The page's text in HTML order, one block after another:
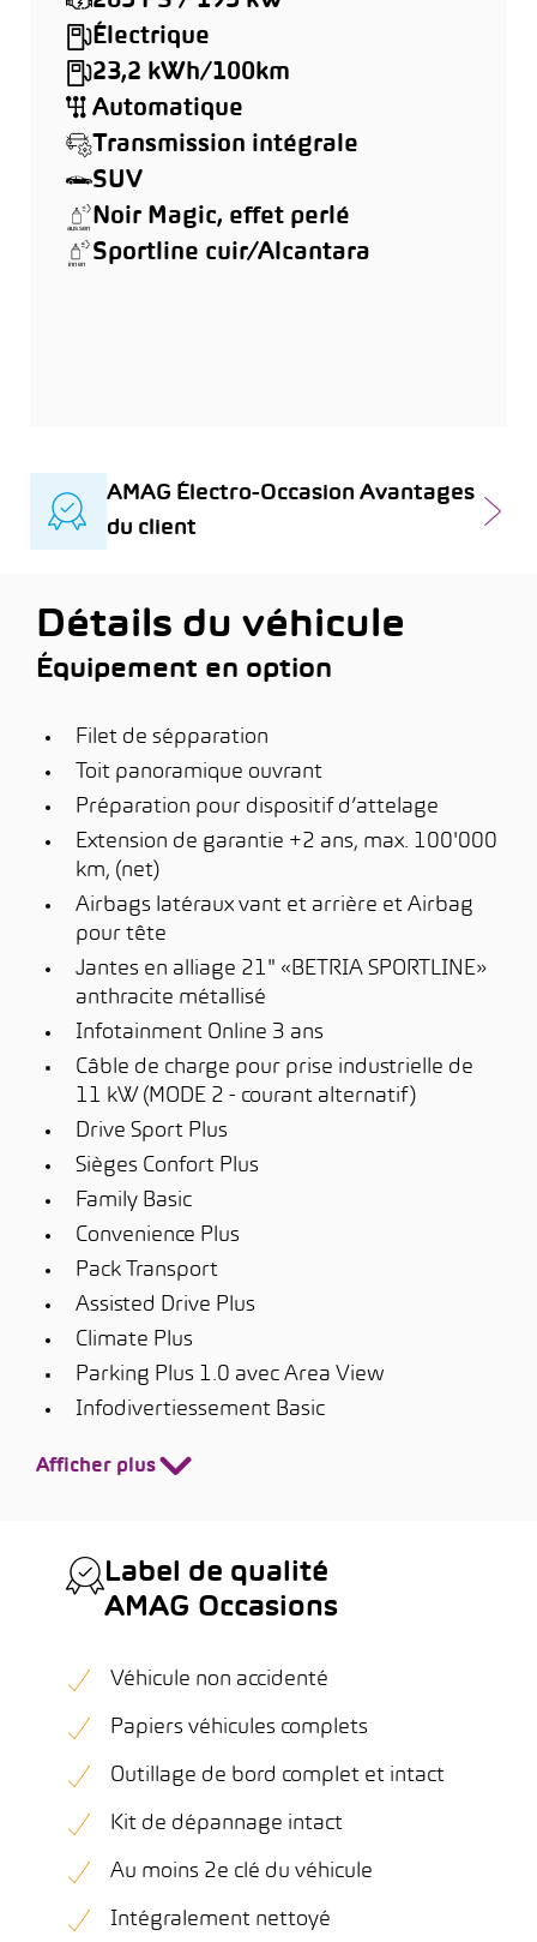
Électrique
23,2 kWh/100km
Automatique
Transmission intégrale
SUV
Noir Magic, effet perlé
Sportline cuir/Alcantara
AMAG Électro-Occasion Avantages
du client
Détails du véhicule
Équipement en option
Filet de sépparation
Toit panoramique ouvrant
Préparation pour dispositif d’attelage
Extension de garantie +2 ans, max. 100'000
km, (net)
Airbags latéraux vant et arrière et Airbag
pour tête
Jantes en alliage 21" «BETRIA SPORTLINE»
anthracite métallisé
Infotainment Online 3 ans
Câble de charge pour prise industrielle de
11 kW (MODE 2 - courant alternatif)
Drive Sport Plus
Sièges Confort Plus
Family Basic
Convenience Plus
Pack Transport
Assisted Drive Plus
Climate Plus
Parking Plus 1.0 avec Area View
Infodivertiessement Basic
Afficher plus
Label de qualité
AMAG Occasions
Véhicule non accidenté
Papiers véhicules complets
Outillage de bord complet et intact
Kit de dépannage intact
Au moins 2e clé du véhicule
Intégralement nettoyé